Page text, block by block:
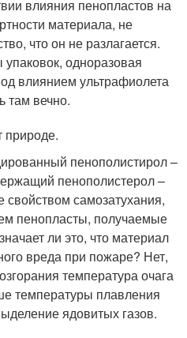
влияния пенопластов на
материала, не
что он не разлагается.
одноразовая
влиянием ультрафиолета
там вечно.
природе.
пенополистирол –
пенополистерол –
самозатухания,
пенопласты, получаемые
ли это, что материал
вреда при пожаре? Нет,
температура очага
температуры плавления
ядовитых газов.